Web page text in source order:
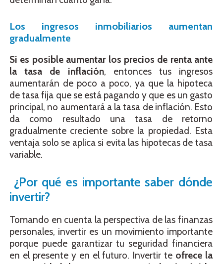
Los ingresos inmobiliarios aumentan
gradualmente
Si es posible aumentar los precios de renta ante
la tasa de inflación, entonces tus ingresos
aumentarán de poco a poco, ya que la hipoteca
de tasa fija que se está pagando y que es un gasto
principal, no aumentará a la tasa de inflación. Esto
da como resultado una tasa de retorno
gradualmente creciente sobre la propiedad. Esta
ventaja solo se aplica si evita las hipotecas de tasa
variable.
¿Por qué es importante saber dónde
invertir?
Tomando en cuenta la perspectiva de las finanzas
personales, invertir es un movimiento importante
porque puede garantizar tu seguridad financiera
en el presente y en el futuro. Invertir te ofrece la